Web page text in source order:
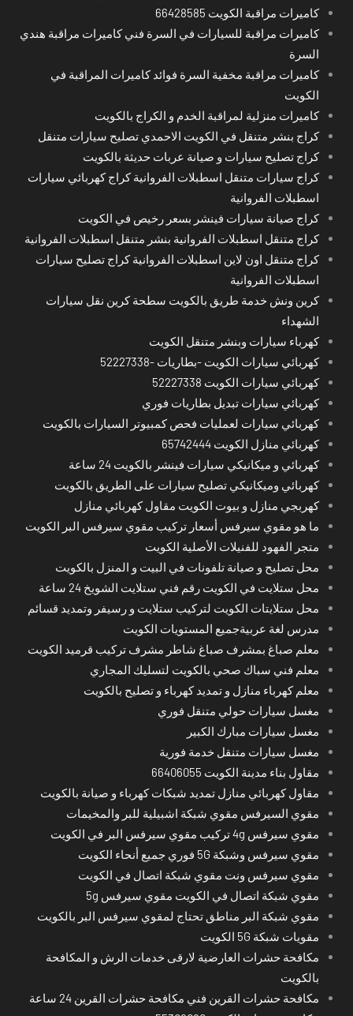
كاميرات مراقبة الكويت 66428585
كاميرات مراقبة للسيارات في السرة فني كاميرات مراقبة هندي
السرة
كاميرات مراقبة مخفية السرة فوائد كاميرات المراقبة في
الكويت
كاميرات منزلية لمراقبة الخدم و الكراج بالكويت
كراج بنشر متنقل في الكويت الاحمدي تصليح سيارات متنقل
كراج تصليح سيارات و صيانة عربات حديثة بالكويت
كراج سيارات متنقل اسطبلات الفروانية كراج كهربائي سيارات
اسطبلات الفروانية
كراج صيانة سيارات فينشر بسعر رخيص في الكويت
كراج متنقل اسطبلات الفروانية بنشر متنقل اسطبلات الفروانية
كراج متنقل اون لاين اسطبلات الفروانية كراج تصليح سيارات
اسطبلات الفروانية
كرين ونش خدمة طريق بالكويت سطحة كرين نقل سيارات
الشهداء
كهرباء سيارات وبنشر متنقل الكويت
كهربائي سيارات الكويت -بطاريات -52227338
كهربائي سيارات الكويت 52227338
كهربائي سيارات تبديل بطاريات فوري
كهربائي سيارات لعمليات فحص كمبيوتر السيارات بالكويت
كهربائي منازل الكويت 65742444
كهربائي و ميكانيكي سيارات فينشر بالكويت 24 ساعة
كهربائي وميكانيكي تصليح سيارات على الطريق بالكويت
كهربجي منازل و بيوت الكويت مقاول كهربائي منازل
ما هو مقوي سيرفس أسعار تركيب مقوي سيرفس البر الكويت
متجر الفهود للفنيلات الأصلية الكويت
محل تصليح و صيانة تلفونات في البيت و المنزل بالكويت
محل ستلايت في الكويت رقم فني ستلايت الشويخ 24 ساعة
محل ستلايتات الكويت لتركيب ستلايت و رسيفر وتمديد قسائم
مدرس لغة عربيةجميع المستويات الكويت
معلم صباغ بمشرف صباغ شاطر مشرف تركيب قرميد الكويت
معلم فني سباك صحي بالكويت لتسليك المجاري
معلم كهرباء منازل و تمديد كهرباء و تصليح بالكويت
مغسل سيارات حولي متنقل فوري
مغسل سيارات مبارك الكبير
مغسل سيارات متنقل خدمة فورية
مقاول بناء مدينة الكويت 66406055
مقاول كهربائي منازل تمديد شبكات كهرباء و صيانة بالكويت
مقوي السيرفس مقوي شبكة اشبيلية للبر والمخيمات
مقوي سيرفس 4g تركيب مقوي سيرفس البر في الكويت
مقوي سيرفس وشبكة 5G فوري جميع أنحاء الكويت
مقوي سيرفس ونت مقوي شبكة اتصال في الكويت
مقوي شبكة اتصال في الكويت مقوي سيرفس 5g
مقوي شبكة البر مناطق تحتاج لمقوي سيرفس البر بالكويت
مقويات شبكة 5G الكويت
مكافحة حشرات العارضية لارقى خدمات الرش و المكافحة
بالكويت
مكافحة حشرات القرين فني مكافحة حشرات القرين 24 ساعة